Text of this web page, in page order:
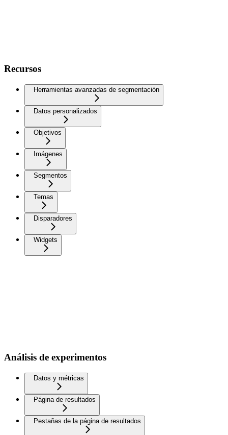
Recursos
Herramientas avanzadas de segmentación
Datos personalizados
Objetivos
Imágenes
Segmentos
Temas
Disparadores
Widgets
Análisis de experimentos
Datos y métricas
Página de resultados
Pestañas de la página de resultados